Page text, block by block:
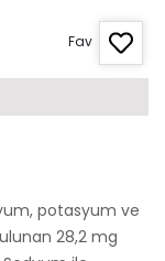
Fav
potasyum ve
28,2 mg